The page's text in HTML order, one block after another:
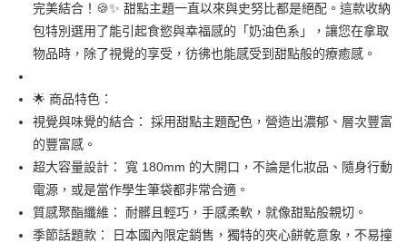
上海商業儲蓄銀行
台北富邦商業銀行
國泰世華商業銀行
兆豐國際商業銀行
臺灣中小企業銀行
台中商業銀行
元大商業銀行
玉山商業銀行
星展（台灣）商業銀行
台新國際商業銀行
台灣樂天信用卡公司
LINE Pay
Apple Pay
街口支付
Google Pay
運送方式
完美結合！🍪✨ 甜點主題一直以來與史努比都是絕配。這款收納
包特別選用了能引起食慾與幸福感的「奶油色系」，讓您在拿取
物品時，除了視覺的享受，彷彿也能感受到甜點般的療癒感。
🌟 商品特色：
視覺與味覺的結合： 採用甜點主題配色，營造出濃郁、層次豐富
的豐富感。
超大容量設計： 寬 180mm 的大開口，不論是化妝品、隨身行動
電源，或是當作學生筆袋都非常合適。
質感聚酯纖維： 耐髒且輕巧，手感柔軟，就像甜點般親切。
季節話題款： 日本國內限定銷售，獨特的夾心餅乾意象，不易撞